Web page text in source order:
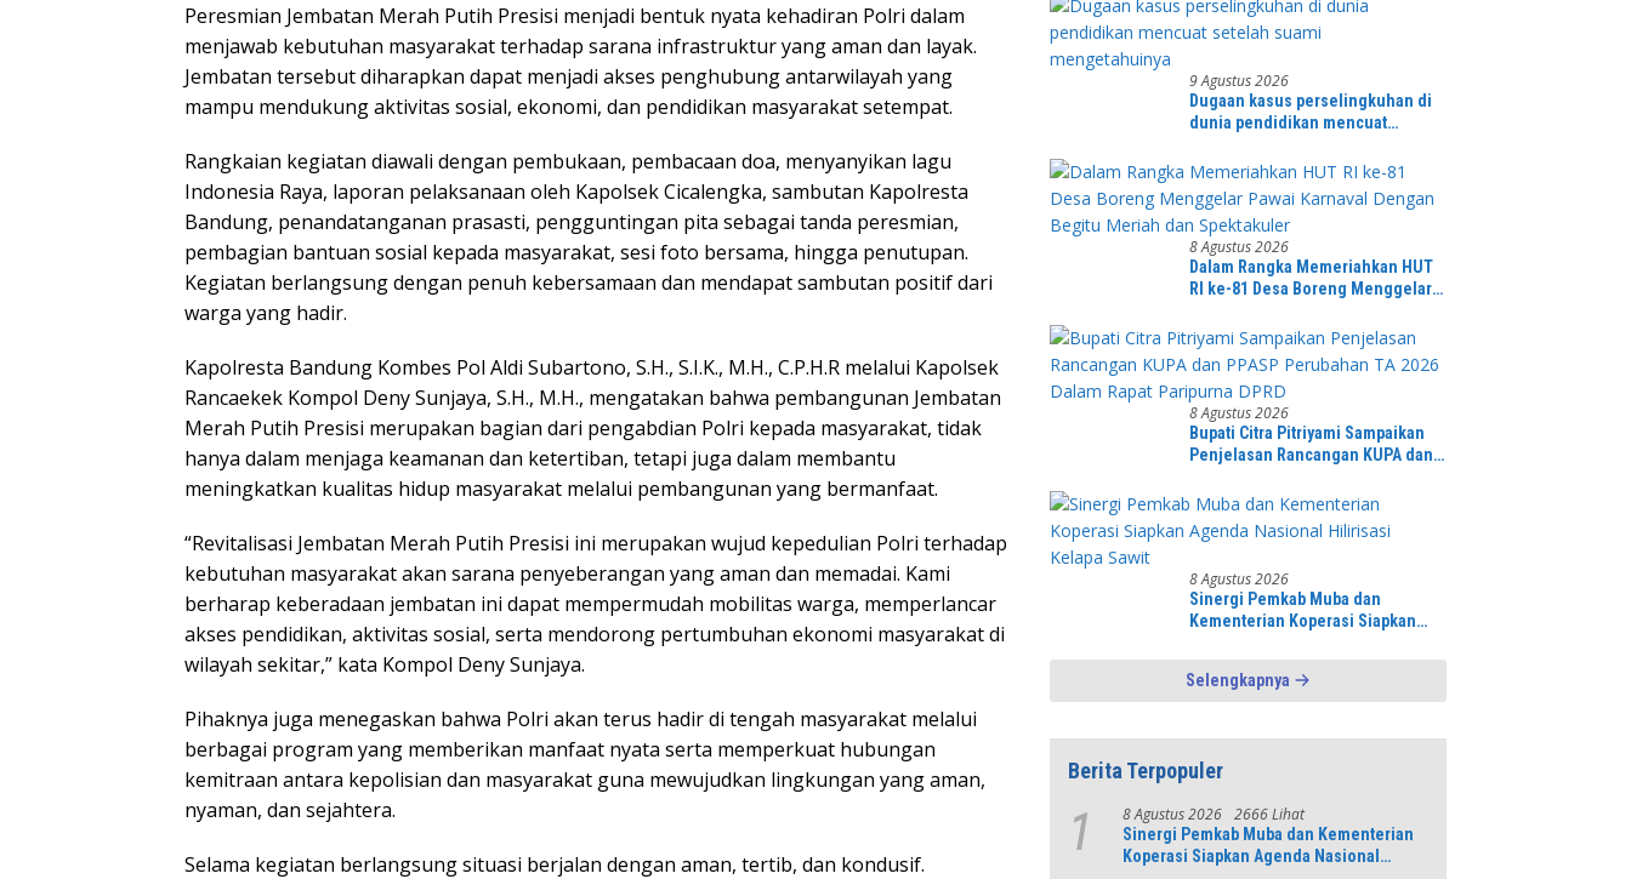
Peresmian Jembatan Merah Putih Presisi menjadi bentuk nyata kehadiran Polri dalam
menjawab kebutuhan masyarakat terhadap sarana infrastruktur yang aman dan layak.
Jembatan tersebut diharapkan dapat menjadi akses penghubung antarwilayah yang
mampu mendukung aktivitas sosial, ekonomi, dan pendidikan masyarakat setempat.
Rangkaian kegiatan diawali dengan pembukaan, pembacaan doa, menyanyikan lagu
Indonesia Raya, laporan pelaksanaan oleh Kapolsek Cicalengka, sambutan Kapolresta
Bandung, penandatanganan prasasti, pengguntingan pita sebagai tanda peresmian,
pembagian bantuan sosial kepada masyarakat, sesi foto bersama, hingga penutupan.
Kegiatan berlangsung dengan penuh kebersamaan dan mendapat sambutan positif dari
warga yang hadir.
Kapolresta Bandung Kombes Pol Aldi Subartono, S.H., S.I.K., M.H., C.P.H.R melalui Kapolsek
Rancaekek Kompol Deny Sunjaya, S.H., M.H., mengatakan bahwa pembangunan Jembatan
Merah Putih Presisi merupakan bagian dari pengabdian Polri kepada masyarakat, tidak
hanya dalam menjaga keamanan dan ketertiban, tetapi juga dalam membantu
meningkatkan kualitas hidup masyarakat melalui pembangunan yang bermanfaat.
“Revitalisasi Jembatan Merah Putih Presisi ini merupakan wujud kepedulian Polri terhadap
kebutuhan masyarakat akan sarana penyeberangan yang aman dan memadai. Kami
berharap keberadaan jembatan ini dapat mempermudah mobilitas warga, memperlancar
akses pendidikan, aktivitas sosial, serta mendorong pertumbuhan ekonomi masyarakat di
wilayah sekitar,” kata Kompol Deny Sunjaya.
Pihaknya juga menegaskan bahwa Polri akan terus hadir di tengah masyarakat melalui
berbagai program yang memberikan manfaat nyata serta memperkuat hubungan
kemitraan antara kepolisian dan masyarakat guna mewujudkan lingkungan yang aman,
nyaman, dan sejahtera.
Selama kegiatan berlangsung situasi berjalan dengan aman, tertib, dan kondusif.
Oleh Ribuan Peserta
9 Agustus 2026
Dugaan kasus perselingkuhan di
dunia pendidikan mencuat
8 Agustus 2026
Dalam Rangka Memeriahkan HUT
RI ke-81 Desa Boreng Menggelar
Meriah dan Spektakuler
8 Agustus 2026
Bupati Citra Pitriyami Sampaikan
Penjelasan Rancangan KUPA dan
Rapat Paripurna DPRD
8 Agustus 2026
Sinergi Pemkab Muba dan
Kementerian Koperasi Siapkan
Sawit
Selengkapnya
Berita Terpopuler
1 8 Agustus 2026 2666 Lihat
Sinergi Pemkab Muba dan Kementerian
Koperasi Siapkan Agenda Nasional